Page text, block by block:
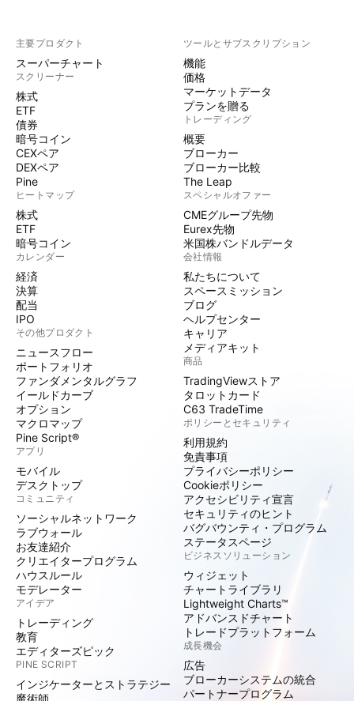
主要プロダクト
スーパーチャート
スクリーナー
株式
ETF
債券
暗号コイン
CEXペア
DEXペア
Pine
ヒートマップ
株式
ETF
暗号コイン
カレンダー
経済
決算
配当
IPO
その他プロダクト
ニュースフロー
ポートフォリオ
ファンダメンタルグラフ
イールドカーブ
オプション
マクロマップ
Pine Script®
アプリ
モバイル
デスクトップ
コミュニティ
ソーシャルネットワーク
ラブウォール
お友達紹介
クリエイタープログラム
ハウスルール
モデレーター
アイデア
トレーディング
教育
エディターズピック
PINE SCRIPT
インジケーターとストラテジー
魔術師
ツールとサブスクリプション
機能
価格
マーケットデータ
プランを贈る
トレーディング
概要
ブローカー
ブローカー比較
The Leap
スペシャルオファー
CMEグループ先物
Eurex先物
米国株バンドルデータ
会社情報
私たちについて
スペースミッション
ブログ
ヘルプセンター
キャリア
メディアキット
商品
TradingViewストア
タロットカード
C63 TradeTime
ポリシーとセキュリティ
利用規約
免責事項
プライバシーポリシー
Cookieポリシー
アクセシビリティ宣言
セキュリティのヒント
バグバウンティ・プログラム
ステータスページ
ビジネスソリューション
ウィジェット
チャートライブラリ
Lightweight Charts™
アドバンスドチャート
トレードプラットフォーム
成長機会
広告
ブローカーシステムの統合
パートナープログラム